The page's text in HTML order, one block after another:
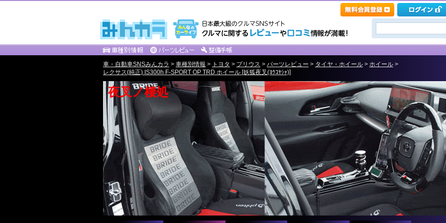
車・自動車SNSみんカラ > 車種別情報 > トヨタ > プリウス > パーツレビュー > タイヤ・ホイール > ホイール >
レクサス(純正) IS300h F-SPORT OP TRD ホイール [妖狐夜叉(ﾖｳｺﾔｼｬ)]
夜叉ノ棲処